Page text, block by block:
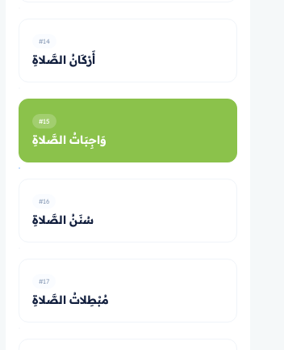
#14
أَرْكَانُ الصَّلاةِ
#15
وَاجِبَاتُ الصَّلاةِ
#16
سُنَنُ الصَّلاةِ
#17
مُبْطِلاتُ الصَّلاةِ